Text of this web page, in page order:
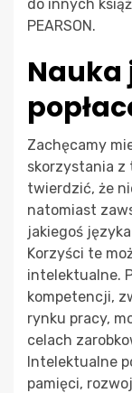
do innych
PEARSON.
Nauka
Zachęcamy
skorzystania z
twierdzić, że
natomiast
jakiegoś
Korzyści te
intelektualne.
kompetencji,
rynku pracy,
celach
Intelektualne
pamięci,